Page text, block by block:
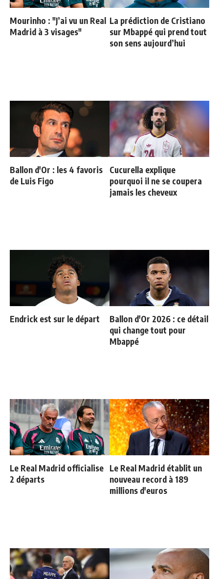
Mourinho : "J’ai vu un Real
Madrid à 3 visages"
La prédiction de Cristiano
sur Mbappé qui prend tout
son sens aujourd’hui
Ballon d'Or : les 4 favoris
de Luis Figo
Cucurella explique
pourquoi il ne se coupera
jamais les cheveux
Endrick est sur le départ
Ballon d'Or 2026 : ce détail
qui change tout pour
Mbappé
Le Real Madrid officialise
2 départs
Le Real Madrid établit un
nouveau record à 189
millions d'euros